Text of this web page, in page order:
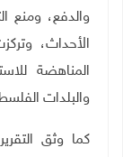
والدفع، ومنع
الأحداث،
المناهضة
والبلدات
كما وثق